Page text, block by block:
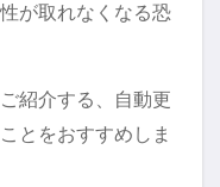
が取れなくなる恐
紹介する、自動更
とをおすすめしま